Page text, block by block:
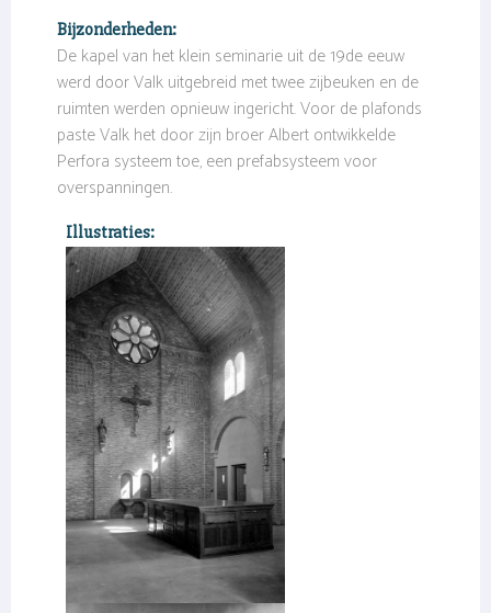
Bijzonderheden:
De kapel van het klein seminarie uit de 19de eeuw
werd door Valk uitgebreid met twee zijbeuken en de
ruimten werden opnieuw ingericht. Voor de plafonds
paste Valk het door zijn broer Albert ontwikkelde
Perfora systeem toe, een prefabsysteem voor
overspanningen.
Illustraties: